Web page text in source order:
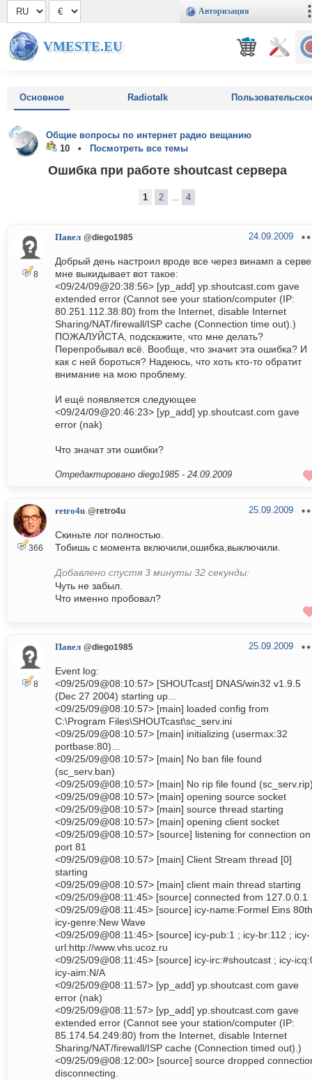
Авторизация
VMESTE.EU
Основное Radiotalk
Общие вопросы по интернет радио вещанию
10 •
Посмотреть все темы
Ошибка при работе shoutcast сервера
1 2 ... 4
8
Павел @diego1985 24.09.2009
Добрый день настроил вроде все через винамп а
мне выкидывает вот такое:
<09/24/09@20:38:56> [yp_add] yp.shoutcast.com gave
extended error (Cannot see your station/computer (IP:
80.251.112.38:80) from the Internet, disable Internet
Sharing/NAT/firewall/ISP cache (Connection time out).)
ПОЖАЛУЙСТА, подскажите, что мне делать?
Перепробывал всё. Вообще, что значит эта ошибка? И
как с ней бороться? Надеюсь, что хоть кто-то обратит
внимание на мою проблему.
И ещё появляется следующее
<09/24/09@20:46:23> [yp_add] yp.shoutcast.com gave
error (nak)
Что значат эти ошибки?
Отредактировано diego1985 - 24.09.2009
366
retro4u @retro4u 25.09.2009
Скиньте лог полностью.
Тобишь с момента включили,ошибка,выключили.
Добавлено спустя 3 минуты 32 секунды:
Чуть не забыл.
Что именно пробовал?
8
Павел @diego1985 25.09.2009
Event log:
<09/25/09@08:10:57> [SHOUTcast] DNAS/win32 v1.9.5
(Dec 27 2004) starting up...
<09/25/09@08:10:57> [main] loaded config from
C:\Program Files\SHOUTcast\sc_serv.ini
<09/25/09@08:10:57> [main] initializing (usermax:32
portbase:80)...
<09/25/09@08:10:57> [main] No ban file found
(sc_serv.ban)
<09/25/09@08:10:57> [main] No rip file found
<09/25/09@08:10:57> [main] opening source socket
<09/25/09@08:10:57> [main] source thread starting
<09/25/09@08:10:57> [main] opening client socket
<09/25/09@08:10:57> [source] listening for connection on
port 81
<09/25/09@08:10:57> [main] Client Stream thread [0]
starting
<09/25/09@08:10:57> [main] client main thread starting
<09/25/09@08:11:45> [source] connected from 127.0.0.1
<09/25/09@08:11:45> [source] icy-name:Formel Eins
icy-genre:New Wave
<09/25/09@08:11:45> [source] icy-pub:1 ; icy-br:112 ; icy-
url:http://www.vhs.ucoz.ru
<09/25/09@08:11:45> [source] icy-irc:#shoutcast ; icy-
icy-aim:N/A
<09/25/09@08:11:57> [yp_add] yp.shoutcast.com gave
error (nak)
<09/25/09@08:11:57> [yp_add] yp.shoutcast.com gave
extended error (Cannot see your station/computer (IP:
85.174.54.249:80) from the Internet, disable Internet
Sharing/NAT/firewall/ISP cache (Connection timed out).)
<09/25/09@08:12:00> [source] source dropped
disconnecting.